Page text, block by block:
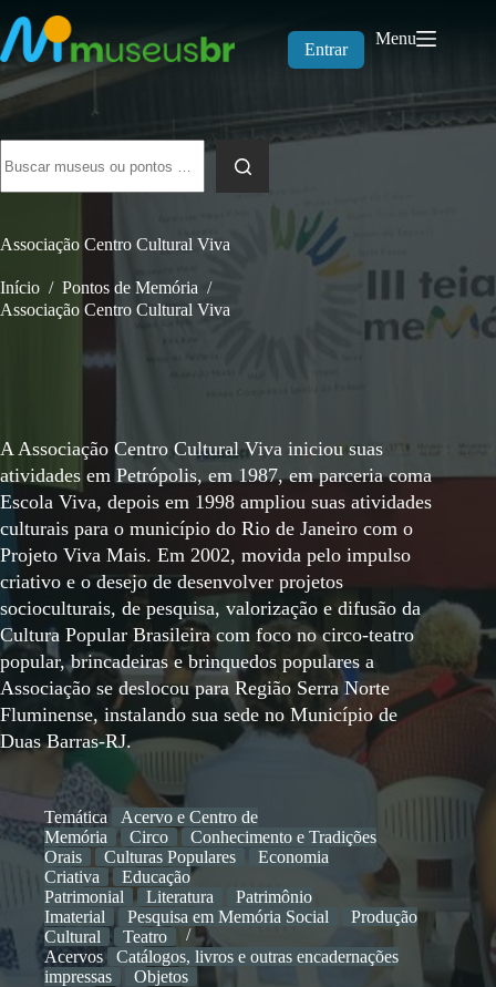
para
o
conteúdo
Entrar
Menu
resultados
Associação Centro Cultural Viva
Início / Pontos de Memória /
Associação Centro Cultural Viva
A Associação Centro Cultural Viva iniciou suas
atividades em Petrópolis, em 1987, em parceria coma
Escola Viva, depois em 1998 ampliou suas atividades
culturais para o município do Rio de Janeiro com o
Projeto Viva Mais. Em 2002, movida pelo impulso
criativo e o desejo de desenvolver projetos
socioculturais, de pesquisa, valorização e difusão da
Cultura Popular Brasileira com foco no circo-teatro
popular, brincadeiras e brinquedos populares a
Associação se deslocou para Região Serra Norte
Fluminense, instalando sua sede no Município de
Duas Barras-RJ.
Temática
Acervo e Centro de
Memória
Circo
Conhecimento e Tradições
Orais
Culturas Populares
Economia
Criativa
Educação
Patrimonial
Literatura
Patrimônio
Imaterial
Pesquisa em Memória Social
Produção
Cultural
Teatro
Acervos
Catálogos, livros e outras encadernações
impressas
Objetos